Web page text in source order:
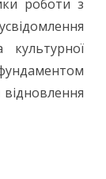
роботи з
культурної